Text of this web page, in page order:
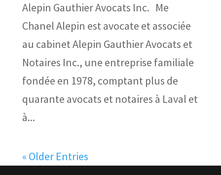
Alepin Gauthier Avocats Inc. Me
Chanel Alepin est avocate et associée
au cabinet Alepin Gauthier Avocats et
Notaires Inc., une entreprise familiale
fondée en 1978, comptant plus de
quarante avocats et notaires à Laval et
à...
« Older Entries